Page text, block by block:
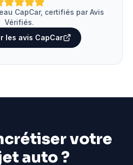
CapCar, certifiés par Avis
Vérifiés.
les avis CapCar
votre
auto ?